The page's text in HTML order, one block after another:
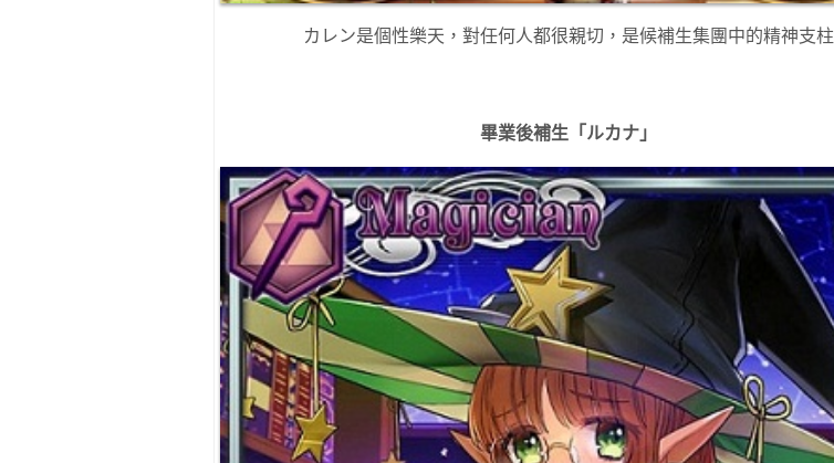
カレン是個性樂天，對任何人都很親切，是候補生集團中的精神支柱
畢業後補生「ルカナ」